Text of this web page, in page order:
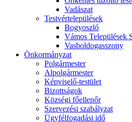
Vadászat
Testvértelepülések
Bogyoszló
Vámos Települések
Vasboldogasszony
Önkormányzat
Polgármester
Alpolgármester
Képviselő-testület
Bizottságok
Községi főellenőr
Szervezési szabályzat
Ügyfélfogadási idő